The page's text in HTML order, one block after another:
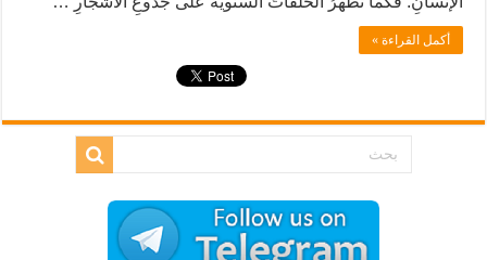
أكمل القراءة »